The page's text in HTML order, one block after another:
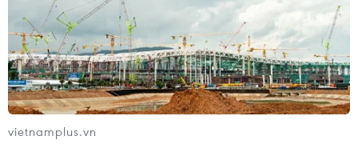
vietnamplus.vn